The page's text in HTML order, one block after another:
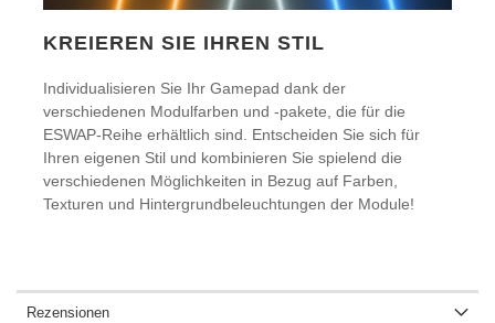
KREIEREN SIE IHREN STIL
Individualisieren Sie Ihr Gamepad dank der
verschiedenen Modulfarben und -pakete, die für die
ESWAP-Reihe erhältlich sind. Entscheiden Sie sich für
Ihren eigenen Stil und kombinieren Sie spielend die
verschiedenen Möglichkeiten in Bezug auf Farben,
Texturen und Hintergrundbeleuchtungen der Module!
Rezensionen